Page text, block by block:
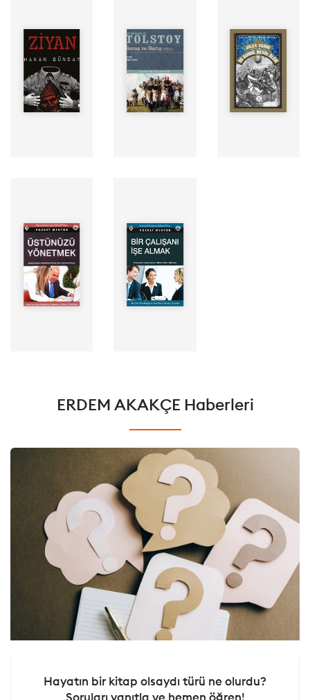
GÜNDAY
Seslendiren:
ERDEM
AKAKÇE
Yayınevi: Doğan
Kitap
NİKOLAYEVİÇ
TOLSTOY
Seslendiren:
ERDEM
AKAKÇE
Yayınevi:
Yazar: Jules
Verne
Seslendiren:
ERDEM
AKAKÇE
Yayınevi:
Yazar: HBSP
Seslendiren:
ERDEM
AKAKÇE
Yayınevi:
Storyside
Yazar: HBSP
Seslendiren:
ERDEM
AKAKÇE
Yayınevi:
Storyside
ERDEM AKAKÇE Haberleri
Hayatın bir kitap olsaydı türü ne olurdu?